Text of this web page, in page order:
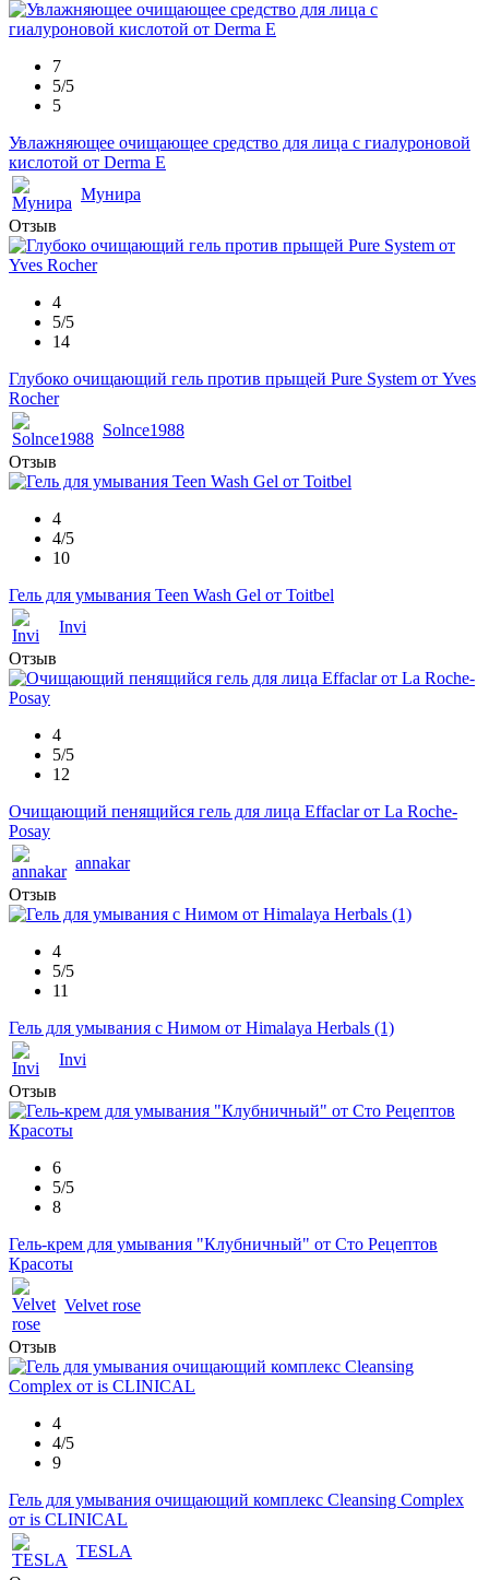
7
5/5
5
Увлажняющее очищающее средство для лица с гиалуроновой
кислотой от Derma E
Мунира
Отзыв
4
5/5
14
Глубоко очищающий гель против прыщей Pure System от Yves
Rocher
Solnce1988
Отзыв
4
4/5
10
Гель для умывания Teen Wash Gel от Toitbel
Invi
Отзыв
4
5/5
12
Очищающий пенящийся гель для лица Effaclar от La Roche-
Posay
annakar
Отзыв
4
5/5
11
Гель для умывания с Нимом от Himalaya Herbals (1)
Invi
Отзыв
6
5/5
8
Гель-крем для умывания "Клубничный" от Сто Рецептов
Красоты
Velvet rose
Отзыв
4
4/5
9
Гель для умывания очищающий комплекс Cleansing Complex
от is CLINICAL
TESLA